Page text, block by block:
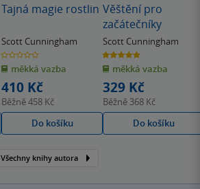
Tajná magie rostlin
Scott Cunningham
0.0
z
5
hvězdiček
měkká vazba
410 Kč
Běžně458 Kč
Do košíku
Věštění pro
začátečníky
Scott Cunningham
5.0
z
5
hvězdiček
měkká vazba
329 Kč
Běžně 368 Kč
Do košíku
Všechny knihy autora